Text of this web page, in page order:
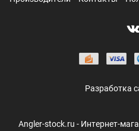
Разработка
Angler-stock.ru - Интернет-